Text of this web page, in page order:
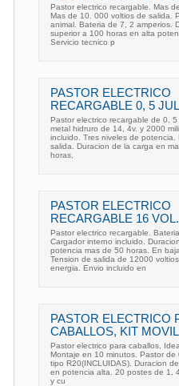
Pastor electrico recargable. Mas
Mas de 10. 000 voltios de salida.
animal. Bateria de 7, 2 amperios.
superior a 100 horas en alta
Servicio tecnico p
PASTOR ELECTRICO
RECARGABLE 0, 5
Pastor electrico recargable de 0,
metal hidruro de 14, 4v. y 2000
incluido. Tres niveles de
salida. Duracion de la carga en
horas,
PASTOR ELECTRICO
RECARGABLE 16 VOL.
Pastor electrico recargable.
Cargador interno incluido.
potencia mas de 50 horas. En
Tension de salida de 12000
energia. Envio incluido en
PASTOR ELECTRICO
CABALLOS, KIT MOVIL
Pastor electrico para caballos,
Montaje en 10 minutos. Pastor
tipo R20(INCLUIDAS). Duracion
en potencia alta. 20 postes de 1,
y cu